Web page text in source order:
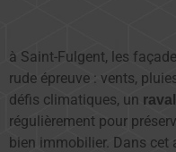
à Saint-Fulgent, les
rude épreuve : vents,
défis climatiques, un
régulièrement pour
bien immobilier. Dans cet